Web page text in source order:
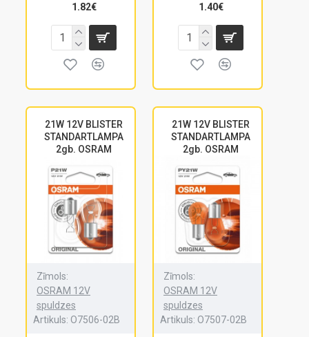
1.82€ 1.40€
21W 12V BLISTER
STANDARTLAMPA
2gb. OSRAM
Zīmols:
OSRAM 12V
spuldzes
Artikuls: O7506-02B
21W 12V BLISTER
STANDARTLAMPA
2gb. OSRAM
Zīmols:
OSRAM 12V
spuldzes
Artikuls: O7507-02B